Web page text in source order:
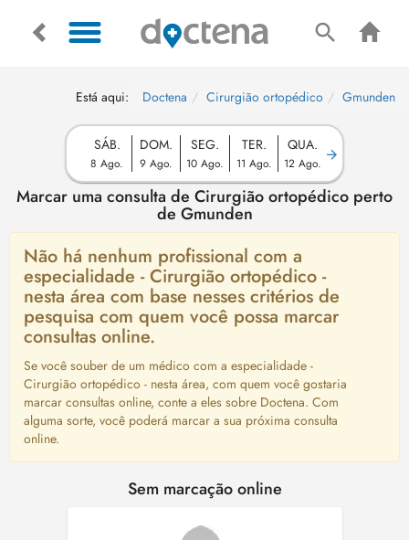
Está aqui: Doctena Cirurgião ortopédico Gmunden
SÁB.
8 Ago.
DOM.
9 Ago.
SEG.
10 Ago.
TER.
11 Ago.
QUA.
12 Ago.
Marcar uma consulta de Cirurgião ortopédico perto
de Gmunden
Não há nenhum profissional com a
especialidade - Cirurgião ortopédico -
nesta área com base nesses critérios de
pesquisa com quem você possa marcar
consultas online.
Se você souber de um médico com a especialidade -
Cirurgião ortopédico - nesta área, com quem você gostaria
marcar consultas online, conte a eles sobre Doctena. Com
alguma sorte, você poderá marcar a sua próxima consulta
online.
Sem marcação online